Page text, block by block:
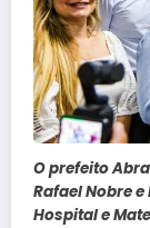
O prefeito
Rafael Nobre
Hospital e